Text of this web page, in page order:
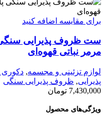
برای مقایسه اضافه کنید
ست ظروف پذیرایی
مرمر نباتی قهوه‌ای
لوازم تزئینی و مجسمه,
پذیرایی, ظروف پذیرایی سنگی
7,430,000 تومان
ویژگی‌های محصول